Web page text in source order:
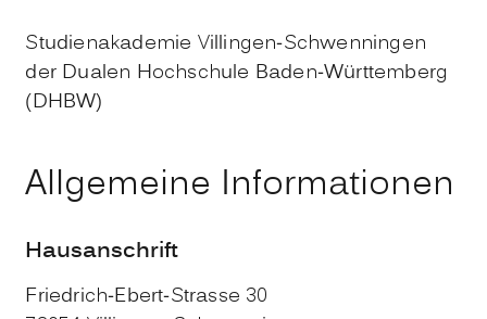
Studienakademie Villingen-Schwenningen
der Dualen Hochschule Baden-Württemberg
(DHBW)
Allgemeine Informationen
Hausanschrift
Friedrich-Ebert-Strasse 30